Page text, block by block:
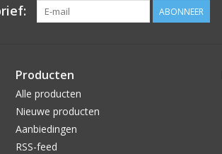
ABONNEER
Producten
Alle producten
Nieuwe producten
Aanbiedingen
RSS-feed